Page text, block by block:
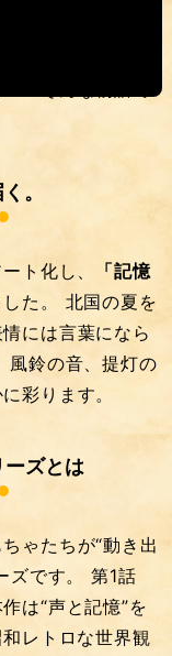
板の夜に、ポス
——そんな物語で
。
ト化し、
「記憶
た。 北国の夏を
には言葉になら
風鈴の音、提灯の
彩ります。
ーズとは
ゃたちが“動き出
ズです。 第1話
は“声と記憶”を
レトロな世界観